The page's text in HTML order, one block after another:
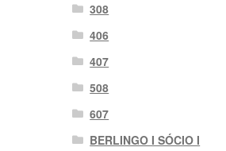
308
406
407
508
607
BERLINGO I SÓCIO I